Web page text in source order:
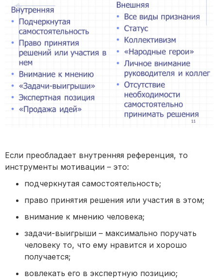
Если преобладает внутренняя референция, то
инструменты мотивации – это:
подчеркнутая самостоятельность;
право принятия решения или участия в этом;
внимание к мнению человека;
задачи-выигрыши – максимально поручать
человеку то, что ему нравится и хорошо
получается;
вовлекать его в экспертную позицию;